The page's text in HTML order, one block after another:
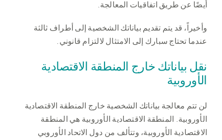
أيضًا عن طريق اتفاقيات المعالجة.
وأخيراً، قد يتم تقديم بياناتك الشخصية إلى أطراف ثالثة
عندما تحتاج سبارك إلى الامتثال لالتزام قانوني.
نقل بياناتك خارج المنطقة الاقتصادية
الأوروبية
لن تتم معالجة بياناتك الشخصية خارج المنطقة الاقتصادية
الأوروبية. المنطقة الاقتصادية الأوروبية هي المنطقة
الاقتصادية الأوروبية، وتتألف من دول الاتحاد الأوروبي